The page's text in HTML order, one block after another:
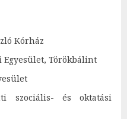
Kórház
Egyesület, Törökbálint
szociális- és oktatási